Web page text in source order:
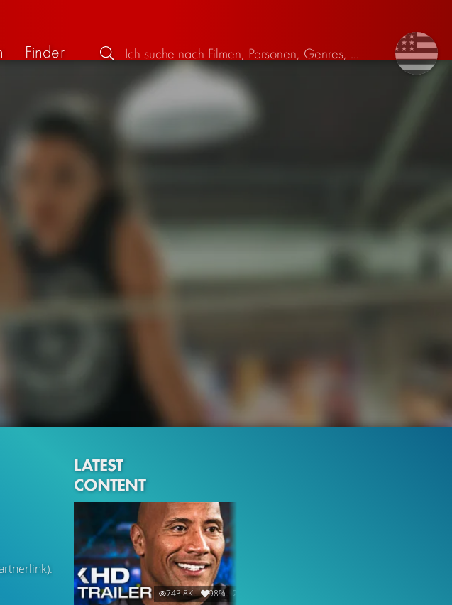
Finder
LATEST
CONTENT
743.8K 98% 2:41